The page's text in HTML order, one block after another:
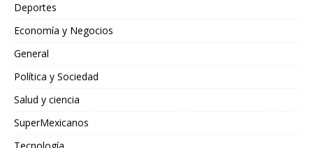
Deportes
Economía y Negocios
General
Política y Sociedad
Salud y ciencia
SuperMexicanos